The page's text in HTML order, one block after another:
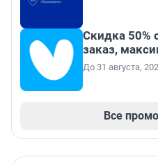
Скидка 50%
заказ,
До 31 августа,
Все